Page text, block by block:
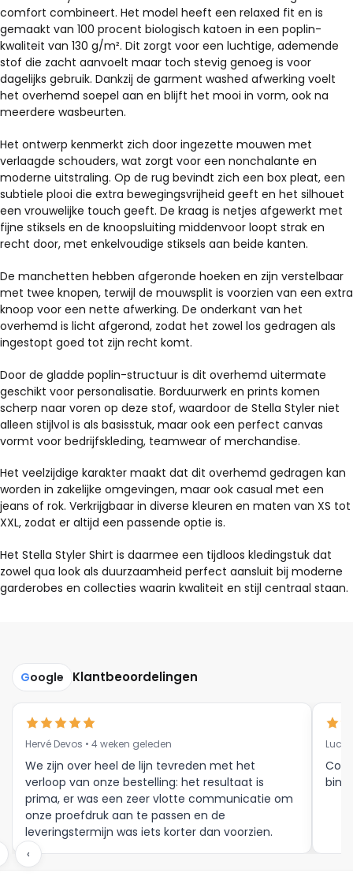
worden
op
de
productpagina
comfort combineert. Het model heeft een relaxed fit en is
gemaakt van 100 procent biologisch katoen in een poplin-
kwaliteit van 130 g/m². Dit zorgt voor een luchtige, ademende
stof die zacht aanvoelt maar toch stevig genoeg is voor
dagelijks gebruik. Dankzij de garment washed afwerking voelt
het overhemd soepel aan en blijft het mooi in vorm, ook na
meerdere wasbeurten.
Het ontwerp kenmerkt zich door ingezette mouwen met
verlaagde schouders, wat zorgt voor een nonchalante en
moderne uitstraling. Op de rug bevindt zich een box pleat, een
subtiele plooi die extra bewegingsvrijheid geeft en het silhouet
een vrouwelijke touch geeft. De kraag is netjes afgewerkt met
fijne stiksels en de knoopsluiting middenvoor loopt strak en
recht door, met enkelvoudige stiksels aan beide kanten.
De manchetten hebben afgeronde hoeken en zijn verstelbaar
met twee knopen, terwijl de mouwsplit is voorzien van een extra
knoop voor een nette afwerking. De onderkant van het
overhemd is licht afgerond, zodat het zowel los gedragen als
ingestopt goed tot zijn recht komt.
Door de gladde poplin-structuur is dit overhemd uitermate
geschikt voor personalisatie. Borduurwerk en prints komen
scherp naar voren op deze stof, waardoor de Stella Styler niet
alleen stijlvol is als basisstuk, maar ook een perfect canvas
vormt voor bedrijfskleding, teamwear of merchandise.
Het veelzijdige karakter maakt dat dit overhemd gedragen kan
worden in zakelijke omgevingen, maar ook casual met een
jeans of rok. Verkrijgbaar in diverse kleuren en maten van XS tot
XXL, zodat er altijd een passende optie is.
Het Stella Styler Shirt is daarmee een tijdloos kledingstuk dat
zowel qua look als duurzaamheid perfect aansluit bij moderne
garderobes en collecties waarin kwaliteit en stijl centraal staan.
Google Klantbeoordelingen
Hervé Devos • 4 weken geleden
We zijn over heel de lijn tevreden met het
verloop van onze bestelling: het resultaat is
prima, er was een zeer vlotte communicatie om
onze proefdruk aan te passen en de
leveringstermijn was iets korter dan voorzien.
Meer moet dat niet zijn.
Luc
‹